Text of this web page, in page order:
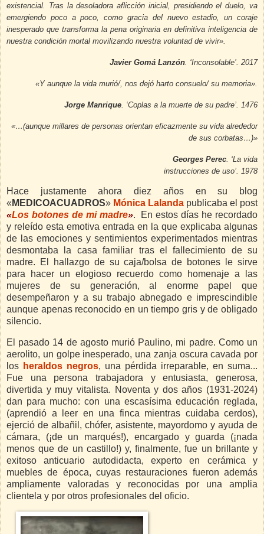
existencial. Tras la desoladora aflicción inicial, presidiendo el duelo, va
emergiendo poco a poco, como gracia del nuevo estadio, un coraje
inesperado que transforma la pena originaria en definitiva inteligencia de
nuestra condición mortal movilizando nuestra voluntad de vivir».
Javier Gomá Lanzón. ‘Inconsolable’. 2017
«Y aunque la vida murió/, nos dejó harto consuelo/ su memoria».
Jorge Manrique . ‘Coplas a la muerte de su padre’. 1476
«…(aunque millares de personas orientan eficazmente su vida alrededor
de sus corbatas…)»
Georges Perec . ‘La vida
instrucciones de uso’. 1978
Hace justamente ahora diez años en su blog
« MEDICOACUADROS» Mónica Lalanda publicaba el post
«Los botones de mi madre». En estos días he recordado
y releído esta emotiva entrada en la que explicaba algunas
de las emociones y sentimientos experimentados mientras
desmontaba la casa familiar tras el fallecimiento de su
madre. El hallazgo de su caja/bolsa de botones le sirve
para hacer un elogioso recuerdo como homenaje a las
mujeres de su generación, al enorme papel que
desempeñaron y a su trabajo abnegado e imprescindible
aunque apenas reconocido en un tiempo gris y de obligado
silencio.
El pasado 14 de agosto murió Paulino, mi padre. Como un
aerolito, un golpe inesperado, una zanja oscura cavada por
los heraldos negros, una pérdida irreparable, en suma...
Fue una persona trabajadora y entusiasta, generosa,
divertida y muy vitalista. Noventa y dos años (1931-2024)
dan para mucho: con una escasísima educación reglada,
(aprendió a leer en una finca mientras cuidaba cerdos),
ejerció de albañil, chófer, asistente, mayordomo y ayuda de
cámara, (¡de un marqués!), encargado y guarda (¡nada
menos que de un castillo!) y, finalmente, fue un brillante y
exitoso anticuario autodidacta, experto en cerámica y
muebles de época, cuyas restauraciones fueron además
ampliamente valoradas y reconocidas por una amplia
clientela y por otros profesionales del oficio.